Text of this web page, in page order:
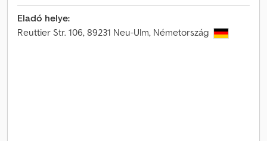
Eladó helye:
Reuttier Str. 106, 89231 Neu-Ulm, Németország